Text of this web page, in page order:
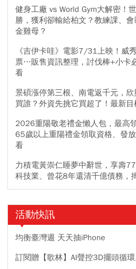
一個充滿基層汗水、移民奮鬥與無條件愛
健身工廠 vs World Gym大解密！
勝，獲利卻輸給柏文？教練課、
金雞母？
《吉伊卡哇》電影7/31上映！威
票…販售資訊整理，討伐棒+小卡
看
景碩漲停第三根、南電返千元，
買誰？外資先挑它買超了！最新
2026重陽敬老禮金懶人包，最高
65歲以上重陽禮金領取資格、發
看
力積電黃崇仁睡夢中辭世，享壽
科技業、曾花8年還清千億債務，
活動快訊
均衡臺灣週 天天抽iPhone
訂閱贈【歌林】AI聲控3D擺頭循